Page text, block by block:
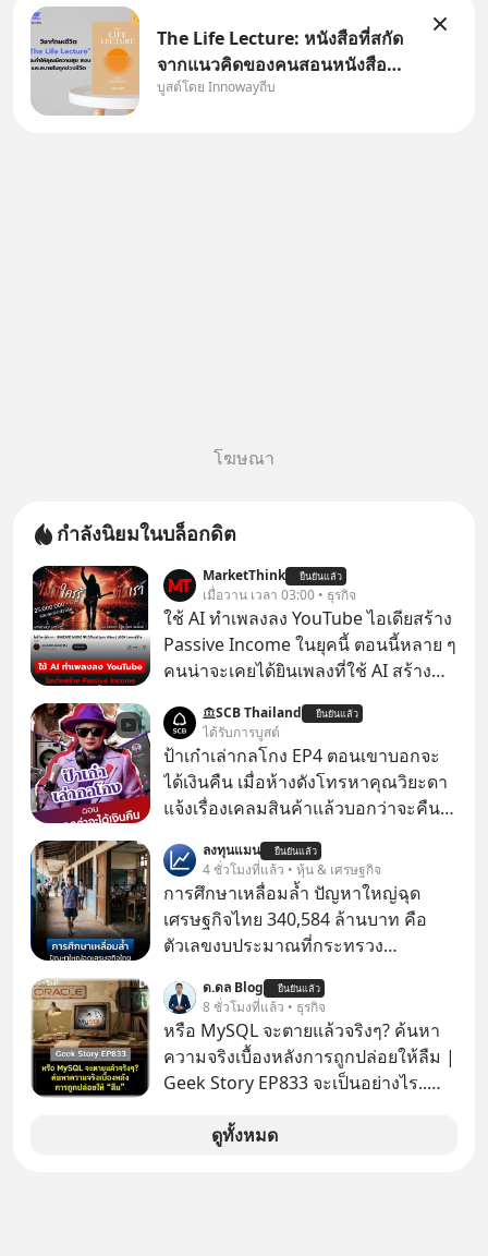
The Life Lecture: หนังสือที่สกัด
จากแนวคิดของคนสอนหนังสือ
สวัสดีครับเพื่อนๆชาว
บูสต์โดย Innowayถีบ
โฆษณา
กำลังนิยมในบล็อกดิต
MarketThink ยืนยันแล้ว
เมื่อวาน เวลา 03:00 • ธุรกิจ
ใช้ AI ทำเพลงลง YouTube ไอเดียสร้าง
Passive Income ในยุคนี้ ตอนนี้หลาย ๆ
คนน่าจะเคยได้ยินเพลงที่ใช้ AI สร้าง
รู้ตัวเรา” จากช่องชื่อว่า UNHEARD
MUSIC ที่ตอนนี้มียอดรับชมกว่า 26
ล้านครั้งแล้ว
SCB Thailand ยืนยันแล้ว
ได้รับการบูสต์
ป้าเก๋าเล่ากลโกง EP4 ตอนเขาบอกจะ
ได้เงินคืน เมื่อห้างดังโทรหาคุณวิยะดา
แจ้งเรื่องเคลมสินค้าแล้วบอกว่าจะคืน
เรื่องจ้อจี้ หาคำตอบได้ที่ “ป้าเก๋าเล่ากล
โกง” EP4 ตอน “เขาบอกว่าจะได้เงิน
คืน” #ป้าเก๋าเล่ากลโกง #แก้เกมกลโกง
#อยู่อย่างยั่งยืน #Cybersecurity #เตือน
ลงทุนแมน ยืนยันแล้ว
4 ชั่วโมงที่แล้ว • หุ้น & เศรษฐกิจ
การศึกษาเหลื่อมล้ำ ปัญหาใหญ่ฉุด
เศรษฐกิจไทย 340,584 ล้านบาท คือ
ตัวเลขงบประมาณที่กระทรวง
รายจ่ายประจำปี 2568 ซึ่งมากที่สุดเป็น
อันดับ 2 รองจากกระทรวงการคลัง
ด.ดล Blog ยืนยันแล้ว
8 ชั่วโมงที่แล้ว • ธุรกิจ
หรือ MySQL จะตายแล้วจริงๆ? ค้นหา
ความจริงเบื้องหลังการถูกปล่อยให้ลืม |
Geek Story EP833 จะเป็นอย่างไร..
กว่าครึ่งโลก ถูกมหาเศรษฐีคู่แข่งทุ่มเงิน
ดูทั้งหมด